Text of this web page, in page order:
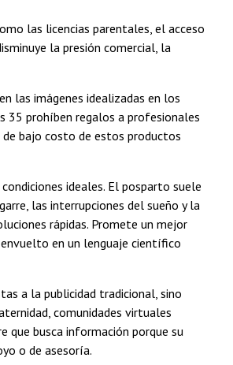
las licencias parentales, el acceso
la presión comercial, la
las imágenes idealizadas en los
35 prohíben regalos a profesionales
bajo costo de estos productos
ideales. El posparto suele
las interrupciones del sueño y la
rápidas. Promete un mejor
en un lenguaje científico
a la publicidad tradicional, sino
comunidades virtuales
que busca información porque su
o de asesoría.